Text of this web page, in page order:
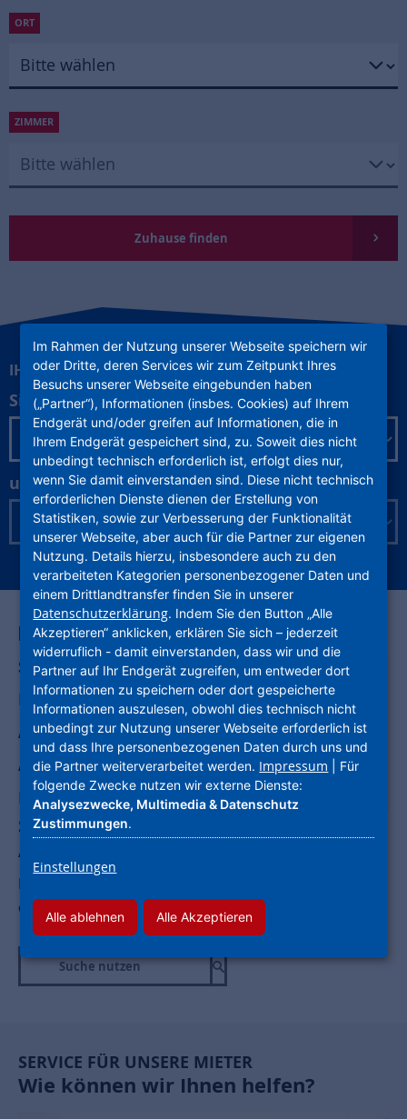
ORT
ZIMMER
Zuhause finden
IHRE INFOS RUND UM DIE NHW
Sie sind
und möchten Infos zu:
AUF EINEN BLICK
SERVICE FÜR UNSERE MIETER
NEUBAUPROJEKTE
ANGEBOTE FÜR UNSERE MIETER
AKTUELLES DER NHW
NHW ALS ARBEITGEBER
Sie haben Fragen – wir die
Antworten.
Nutzen Sie die Seitennavigation "Auf einen Blick"
oder unsere Suchfunktion!
Suche nutzen
SERVICE FÜR UNSERE MIETER
Wie können wir Ihnen helfen?
Im Rahmen der Nutzung unserer Webseite speichern wir
oder Dritte, deren Services wir zum Zeitpunkt Ihres
Besuchs unserer Webseite eingebunden haben
(„Partner“), Informationen (insbes. Cookies) auf Ihrem
Endgerät und/oder greifen auf Informationen, die in
Ihrem Endgerät gespeichert sind, zu. Soweit dies nicht
unbedingt technisch erforderlich ist, erfolgt dies nur,
wenn Sie damit einverstanden sind. Diese nicht technisch
erforderlichen Dienste dienen der Erstellung von
Statistiken, sowie zur Verbesserung der Funktionalität
unserer Webseite, aber auch für die Partner zur eigenen
Nutzung. Details hierzu, insbesondere auch zu den
verarbeiteten Kategorien personenbezogener Daten und
einem Drittlandtransfer finden Sie in unserer
Datenschutzerklärung. Indem Sie den Button „Alle
Akzeptieren“ anklicken, erklären Sie sich – jederzeit
widerruflich - damit einverstanden, dass wir und die
Partner auf Ihr Endgerät zugreifen, um entweder dort
Informationen zu speichern oder dort gespeicherte
Informationen auszulesen, obwohl dies technisch nicht
unbedingt zur Nutzung unserer Webseite erforderlich ist
und dass Ihre personenbezogenen Daten durch uns und
die Partner weiterverarbeitet werden. Impressum | Für
folgende Zwecke nutzen wir externe Dienste:
Analysezwecke, Multimedia & Datenschutz
Zustimmungen.
Einstellungen
Alle ablehnen Alle Akzeptieren